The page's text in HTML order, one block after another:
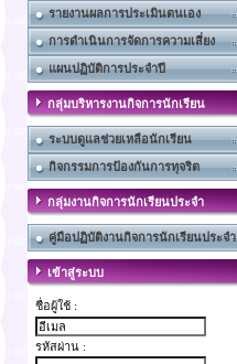
รายงานผลการประเมินตนเอง
การดำเนินการจัดการความเสี่ยง
แผนปฏิบัติการประจำปี
กลุ่มบริหารงานกิจการนักเรียน
ระบบดูแลช่วยเหลือนักเรียน
กิจกรรมการป้องกันการทุจริต
กลุ่มงานกิจการนักเรียนประจำ
คู่มือปฏิบัติงานกิจการนักเรียนประจำ
เข้าสู่ระบบ
ชื่อผู้ใช้ :
รหัสผ่าน :